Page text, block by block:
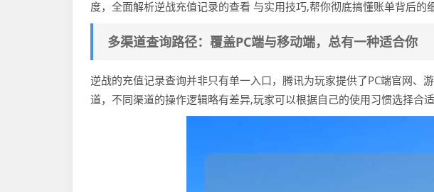
度，全面解析逆战充值记录的查看 与实用技巧,帮你彻底搞懂账单背后的
多渠道查询路径：覆盖PC端与移动端，总有一种适合你
逆战的充值记录查询并非只有单一入口，腾讯为玩家提供了PC端官网、
道，不同渠道的操作逻辑略有差异,玩家可以根据自己的使用习惯选择合适